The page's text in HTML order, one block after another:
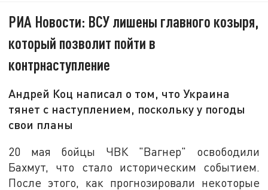
РИА Новости: ВСУ лишены главного козыря,
который позволит пойти в
контрнаступление
Андрей Коц написал о том, что Украина
тянет с наступлением, поскольку у погоды
свои планы
20 мая бойцы ЧВК "Вагнер" освободили
Бахмут, что стало историческим событием.
После этого, как прогнозировали некоторые